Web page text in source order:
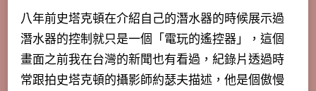
八年前史塔克頓在介紹自己的潛水器的時候展示過
潛水器的控制就只是一個「電玩的遙控器」，這個
畫面之前我在台灣的新聞也有看過，紀錄片透過時
常跟拍史塔克頓的攝影師約瑟夫描述，他是個傲慢